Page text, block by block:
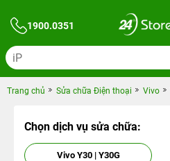
1900.0351
Trang chủ Sửa chữa Điện thoại Vivo
Chọn dịch vụ sửa chữa:
Vivo Y30 | Y30G